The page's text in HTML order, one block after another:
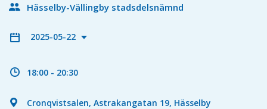
Hässelby-Vällingby stadsdelsnämnd
2025-05-22
18:00 - 20:30
Cronqvistsalen, Astrakangatan 19, Hässelby